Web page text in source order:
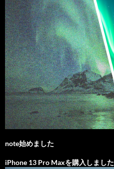
note始めました
iPhone 13 Pro Maxを購入しました